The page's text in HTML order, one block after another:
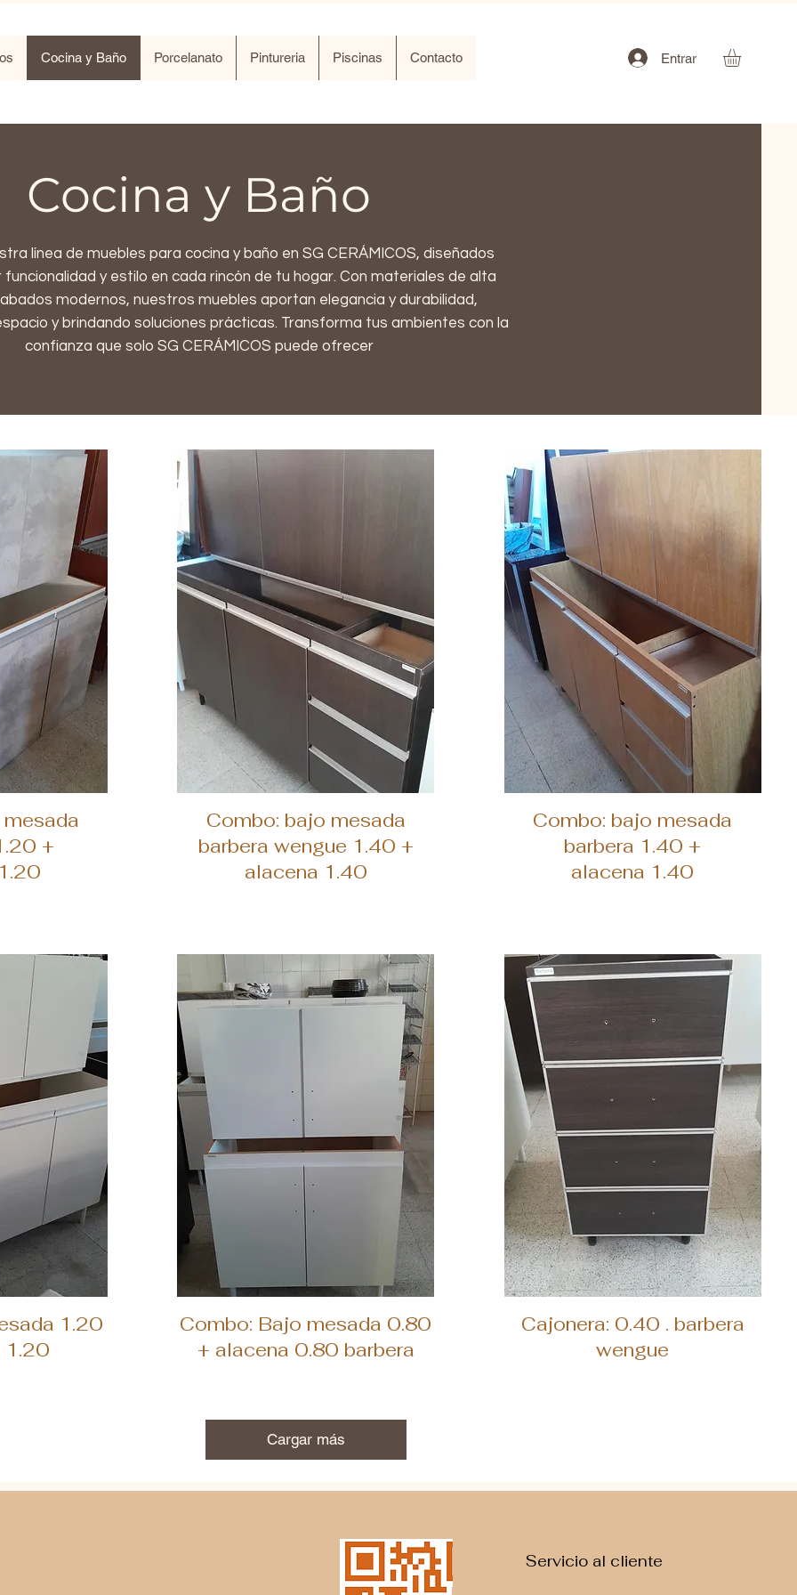
Cocina y Baño Porcelanato Pintureria Piscinas Contacto Entrar
Cocina y Baño
línea de muebles para cocina y baño en SG CERÁMICOS, diseñados
y estilo en cada rincón de tu hogar. Con materiales de alta
modernos, nuestros muebles aportan elegancia y durabilidad,
y brindando soluciones prácticas. Transforma tus ambientes con la
confianza que solo SG CERÁMICOS puede ofrecer
+
Vista rápida
Combo: bajo mesada
barbera wengue 1.40 +
alacena 1.40
Vista rápida
Combo: bajo mesada
barbera 1.40 +
alacena 1.40
1.20
1.20
Vista rápida
Combo: Bajo mesada 0.80
+ alacena 0.80 barbera
Vista rápida
Cajonera: 0.40 . barbera
wengue
Cargar más
Servicio al cliente